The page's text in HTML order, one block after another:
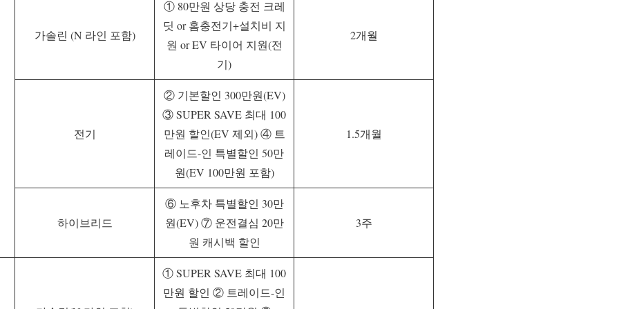
가솔린 (N 라인 포함)
① 80만원 상당 충전 크레
딧 or 홈충전기+설치비 지
원 or EV 타이어 지원(전
기)
2개월
전기
② 기본할인 300만원(EV)
③ SUPER SAVE 최대 100
만원 할인(EV 제외) ④ 트
레이드-인 특별할인 50만
원(EV 100만원 포함)
1.5개월
하이브리드
⑥ 노후차 특별할인 30만
원(EV) ⑦ 운전결심 20만
원 캐시백 할인
3주
① SUPER SAVE 최대 100
만원 할인 ② 트레이드-인